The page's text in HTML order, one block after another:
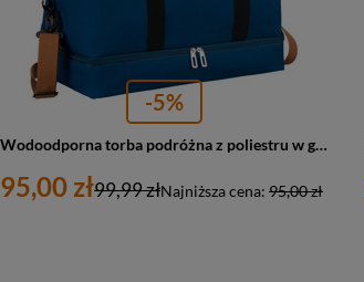
-5%
Wodoodporna torba podróżna z poliestru w granatowym kolorze - Peterson
95,00 zł Najniższa cena: 95,00 zł
99,99 zł